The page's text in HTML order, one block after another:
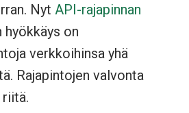
Nyt API-rajapinnan
hyökkäys on
verkkoihinsa yhä
Rajapintojen valvonta